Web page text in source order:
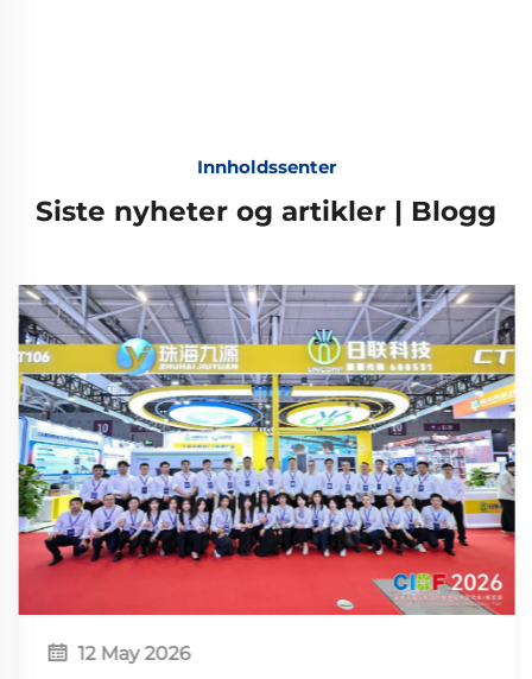
Innholdssenter
Siste nyheter og artikler | Blogg
12 May 2026